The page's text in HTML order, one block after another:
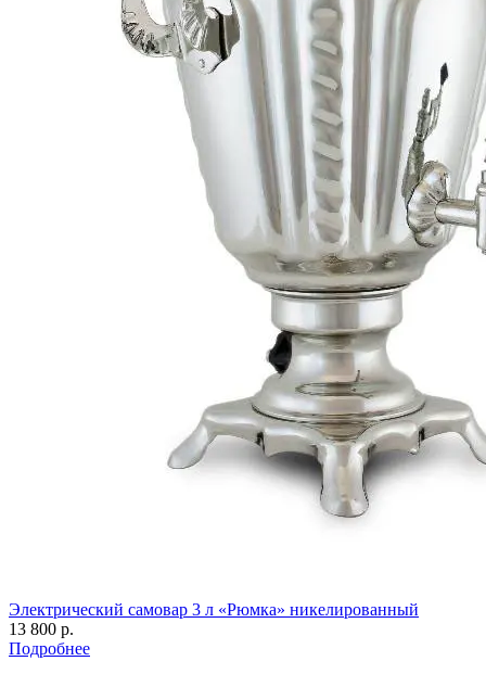
Электрический самовар 3 л «Рюмка» никелированный
13 800 р.
Подробнее